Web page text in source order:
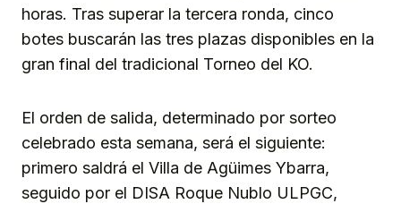
horas. Tras superar la tercera ronda, cinco
botes buscarán las tres plazas disponibles en la
gran final del tradicional Torneo del KO.
El orden de salida, determinado por sorteo
celebrado esta semana, será el siguiente:
primero saldrá el Villa de Agüimes Ybarra,
seguido por el DISA Roque Nublo ULPGC,